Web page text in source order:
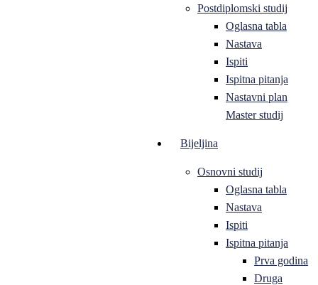
Postdiplomski studij
Oglasna tabla
Nastava
Ispiti
Ispitna pitanja
Nastavni plan
Master studij
Bijeljina
Osnovni studij
Oglasna tabla
Nastava
Ispiti
Ispitna pitanja
Prva godina
Druga